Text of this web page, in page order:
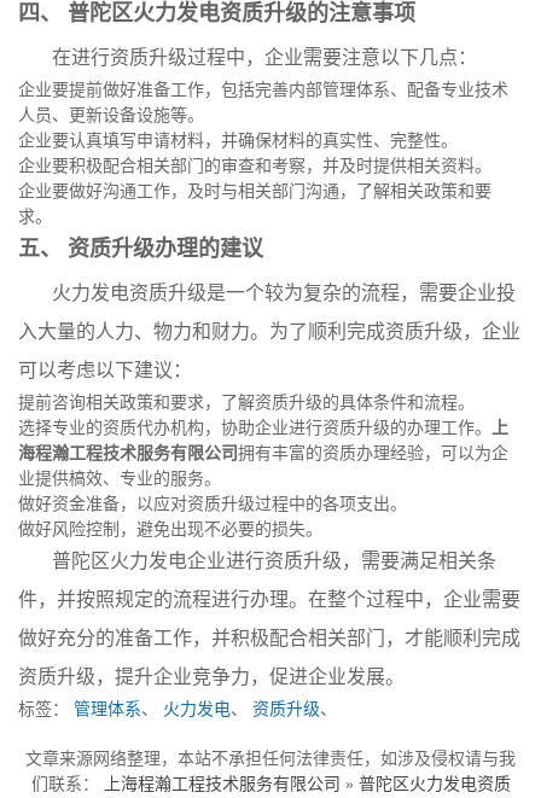
四、 普陀区火力发电资质升级的注意事项
在进行资质升级过程中，企业需要注意以下几点：
企业要提前做好准备工作，包括完善内部管理体系、配备专业技术
人员、更新设备设施等。
企业要认真填写申请材料，并确保材料的真实性、完整性。
企业要积极配合相关部门的审查和考察，并及时提供相关资料。
企业要做好沟通工作，及时与相关部门沟通，了解相关政策和要
求。
五、 资质升级办理的建议
火力发电资质升级是一个较为复杂的流程，需要企业投
入大量的人力、物力和财力。为了顺利完成资质升级，企业
可以考虑以下建议：
提前咨询相关政策和要求，了解资质升级的具体条件和流程。
选择专业的资质代办机构，协助企业进行资质升级的办理工作。 上
海程瀚工程技术服务有限公司 拥有丰富的资质办理经验，可以为企
业提供槁效、专业的服务。
做好资金准备，以应对资质升级过程中的各项支出。
做好风险控制，避免出现不必要的损失。
普陀区火力发电企业进行资质升级，需要满足相关条
件，并按照规定的流程进行办理。在整个过程中，企业需要
做好充分的准备工作，并积极配合相关部门，才能顺利完成
资质升级，提升企业竞争力，促进企业发展。
标签： 管理体系、 火力发电、 资质升级、
文章来源网络整理，本站不承担任何法律责任，如涉及侵权请与我
们联系：
上海程瀚工程技术服务有限公司 » 普陀区火力发电资质